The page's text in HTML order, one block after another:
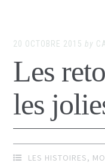
20 OCTOBRE 2015 by
Les
les
LES HISTOIRES,